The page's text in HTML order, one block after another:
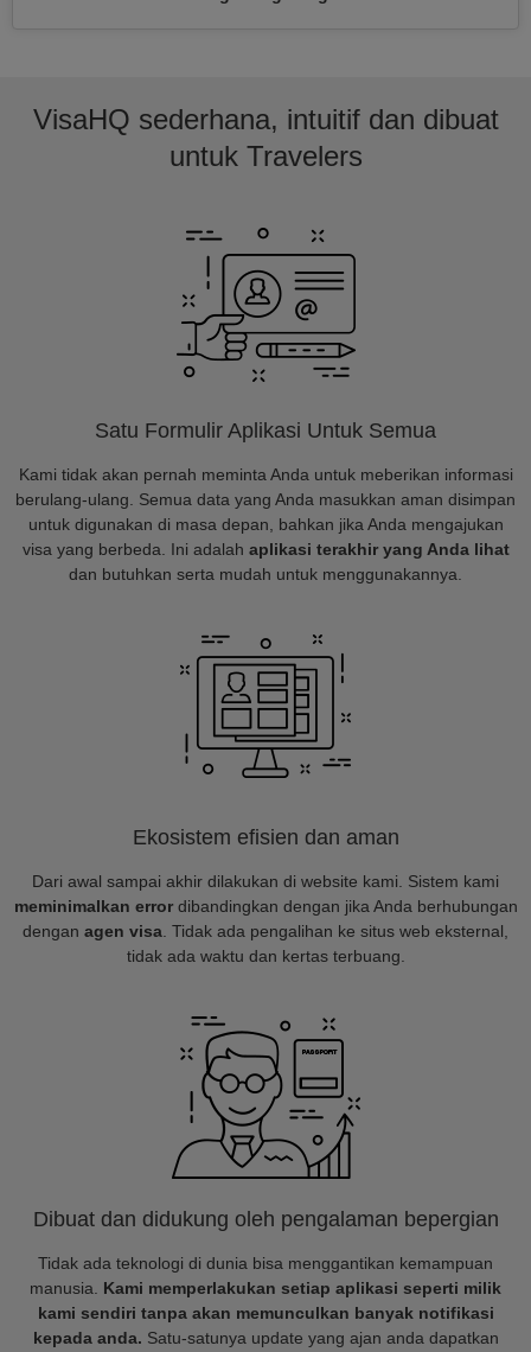
VisaHQ sederhana, intuitif dan dibuat
untuk Travelers
Satu Formulir Aplikasi Untuk Semua
Kami tidak akan pernah meminta Anda untuk meberikan informasi
berulang-ulang. Semua data yang Anda masukkan aman disimpan
untuk digunakan di masa depan, bahkan jika Anda mengajukan
visa yang berbeda. Ini adalah aplikasi terakhir yang Anda lihat
dan butuhkan serta mudah untuk menggunakannya.
Ekosistem efisien dan aman
Dari awal sampai akhir dilakukan di website kami. Sistem kami
meminimalkan errordibandingkan dengan jika Anda berhubungan
dengan agen visa . Tidak ada pengalihan ke situs web eksternal,
tidak ada waktu dan kertas terbuang.
Dibuat dan didukung oleh pengalaman bepergian
Tidak ada teknologi di dunia bisa menggantikan kemampuan
manusia. Kami memperlakukan setiap aplikasi seperti milik
kami sendiri tanpa akan memunculkan banyak notifikasi
kepada anda. Satu-satunya update yang ajan anda dapatkan